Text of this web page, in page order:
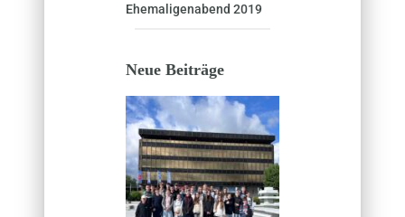
Ehemaligenabend 2019
Neue Beiträge